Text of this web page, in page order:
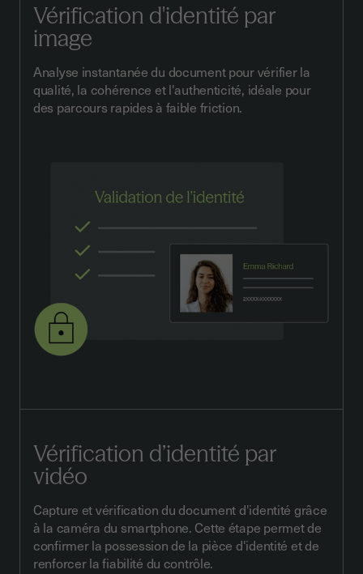
Vérification d'identité par
image
Analyse instantanée du document pour vérifier la
qualité, la cohérence et l'authenticité, idéale pour
des parcours rapides à faible friction.
Vérification d’identité par
vidéo
Capture et vérification du document d'identité grâce
à la caméra du smartphone. Cette étape permet de
confirmer la possession de la pièce d'identité et de
renforcer la fiabilité du contrôle.